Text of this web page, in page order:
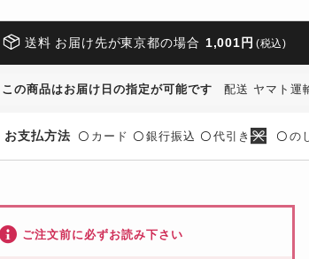
送料 お届け先が東京都の場合 1,001円 (税込)
この商品はお届け日の指定が可能です 配送 ヤマト運
お支払方法 〇 カード 〇 銀行振込 〇 代引き 〇 の
ご注文前に必ずお読み下さい